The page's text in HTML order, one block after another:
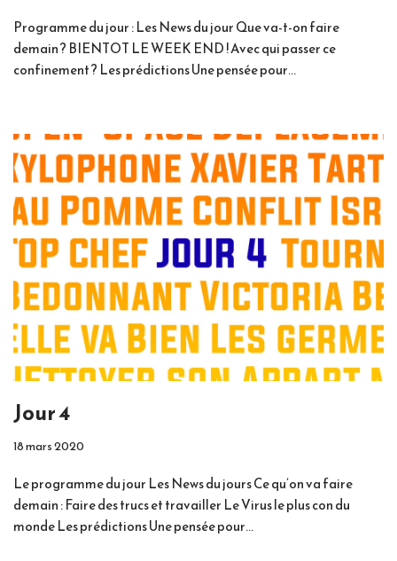
Programme du jour : Les News du jour Que va-t-on faire
demain ? BIENTOT LE WEEK END ! Avec qui passer ce
confinement ? Les prédictions Une pensée pour…
Jour 4
18 mars 2020
Le programme du jour Les News du jours Ce qu’on va faire
demain : Faire des trucs et travailler Le Virus le plus con du
monde Les prédictions Une pensée pour…